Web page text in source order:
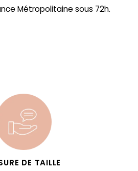
Métropolitaine sous 72h.
DE TAILLE